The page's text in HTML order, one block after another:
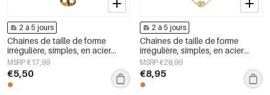
2 à 5 jours
Chaînes de taille de forme
irrégulière, simples, en acier
inoxydable, accessoires du
quotidien
MSRP €17,99
€5,50
2 à 5 jours
Chaînes de taille de forme
irrégulière, simples, en acier
inoxydable, accessoires du
quotidien
MSRP €28,99
€8,95